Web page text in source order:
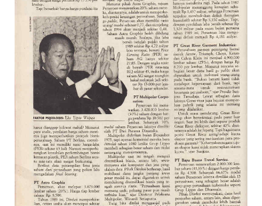
Suvenir
Cari Arsip
Alamat
Rekening
Reseller